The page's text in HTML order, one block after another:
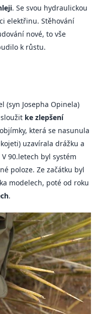
. Se svou hydraulickou
elektřinu. Stěhování
nové, to vše
k růstu.
(syn Josepha Opinela)
ke zlepšení
která se nasunula
uzavírala drážku a
90.letech byl systém
poloze. Ze začátku byl
modelech, poté od roku
.